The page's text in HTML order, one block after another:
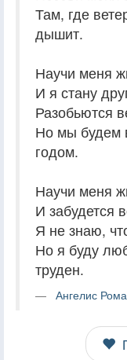
Там, где
дышит.
Научи меня
И я стану
Разобьются
Но мы будем
годом.
Научи меня
И забудется
Я не знаю,
Но я буду
труден.
Ангелис